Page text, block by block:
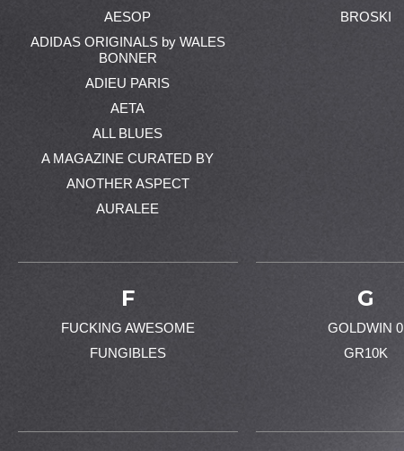
AESOP
ADIDAS ORIGINALS by WALES
BONNER
ADIEU PARIS
AETA
ALL BLUES
A MAGAZINE CURATED BY
ANOTHER ASPECT
AURALEE
BROSKI
F
FUCKING AWESOME
FUNGIBLES
G
GOLDWIN 0
GR10K